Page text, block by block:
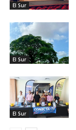
El Sur
El Sur
El Sur